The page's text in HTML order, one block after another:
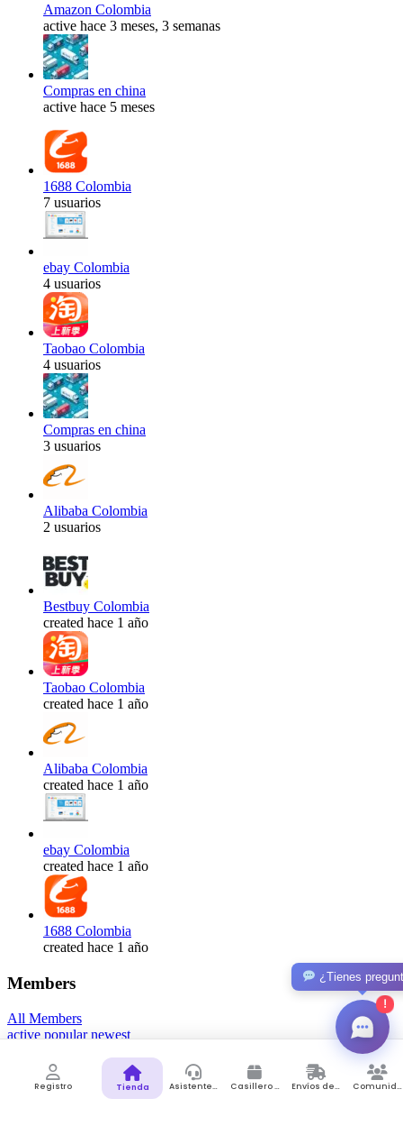
Registro Tienda Asistente de Compras Casillero Virtual Envíos desde Colombia Comunidad
Amazon Colombia
active hace 3 meses, 3 semanas
Compras en china
active hace 5 meses
1688 Colombia
7 usuarios
ebay Colombia
4 usuarios
Taobao Colombia
4 usuarios
Compras en china
3 usuarios
Alibaba Colombia
2 usuarios
Bestbuy Colombia
created hace 1 año
Taobao Colombia
created hace 1 año
Alibaba Colombia
created hace 1 año
ebay Colombia
created hace 1 año
1688 Colombia
created hace 1 año
Members
All Members
active popular newest
!
¿Tienes